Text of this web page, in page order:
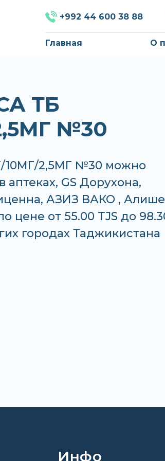
+992 44 600 38 88
Главная О
ТБ
№30
2,5МГ №30 можно
аптеках, GS Дорухона,
АЗИЗ ВАКО ,
цене от 55.00 TJS до
городах Таджикистана
Инфо